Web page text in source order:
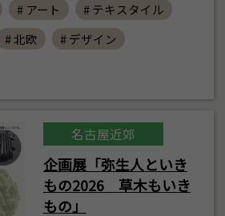
# アート
# テキスタイル
# 北欧
# デザイン
名古屋近郊
企画展「弥生人といき
もの2026 草木もいき
もの」